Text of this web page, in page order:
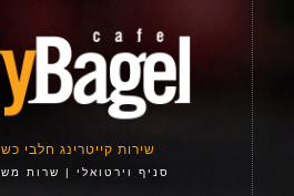
שירות קייטרינג חלבי
סניף וירטואלי | שרות